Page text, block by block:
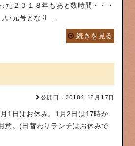
た２０１８年もあと数時間・・・
い元号となり …
続きを見る
公開日：2018年12月17日
1日はお休み。1月2日は17時か
。(日替わりランチはお休みで